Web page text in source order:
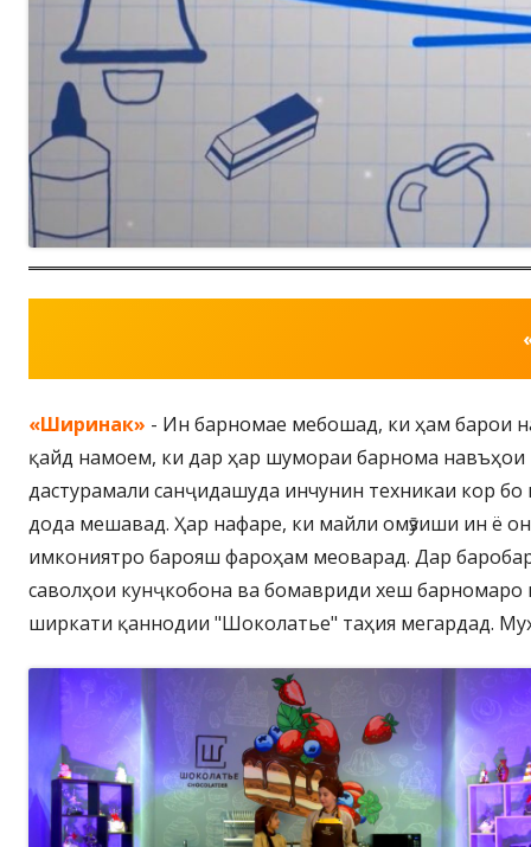
«Ширинак» - Ин барномае мебошад, ки ҳам барои
қайд намоем, ки дар ҳар шумораи барнома
дастурамали санҷидашуда инчунин техникаи кор
дода мешавад. Ҳар нафаре, ки майли омӯзиши ин ё
имкониятро барояш фароҳам меоварад. Дар
саволҳои кунҷкобона ва бомавриди хеш
ширкати қаннодии "Шоколатье" таҳия мегардад.